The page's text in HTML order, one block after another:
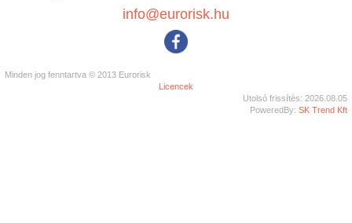
info@eurorisk.hu
Minden jog fenntartva © 2013 Eurorisk
Licencek
Utolsó frissítés: 2026.08.05
PoweredBy: SK Trend Kft